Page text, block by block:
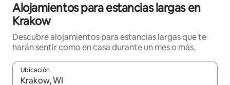
Alojamientos para estancias largas en
Krakow
Descubre alojamientos para estancias largas que te
harán sentir como en casa durante un mes o más.
Ubicación
Cuando los resultados estén disponibles, podrás navegar